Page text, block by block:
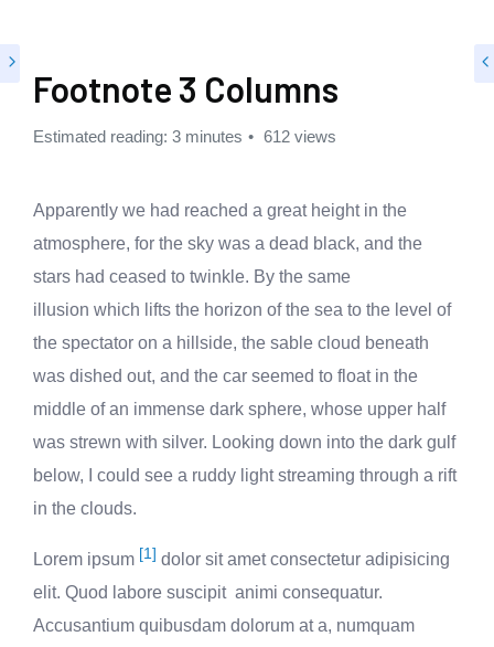
Footnote 3 Columns
Estimated reading: 3 minutes 612 views
Apparently we had reached a great height in the
atmosphere, for the sky was a dead black, and the
stars had ceased to twinkle. By the same
illusion which lifts the horizon of the sea to the level of
the spectator on a hillside, the sable cloud beneath
was dished out, and the car seemed to float in the
middle of an immense dark sphere, whose upper half
was strewn with silver. Looking down into the dark gulf
below, I could see a ruddy light streaming through a rift
in the clouds.
Lorem ipsum [1] dolor sit amet consectetur adipisicing
elit. Quod labore suscipit animi consequatur.
Accusantium quibusdam dolorum at a, numquam